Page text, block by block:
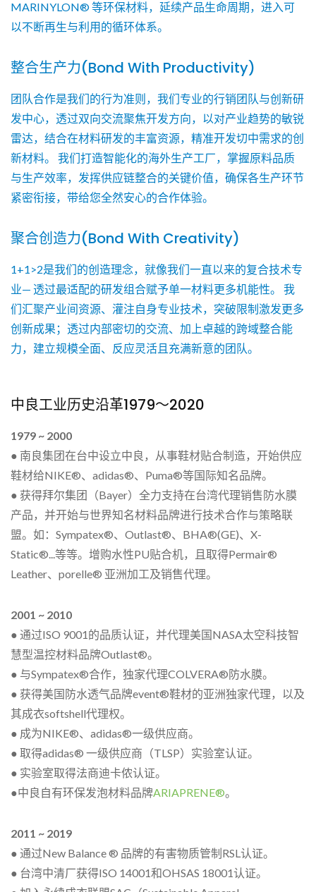
MARINYLON® 等环保材料，延续产品生命周期，进入可
以不断再生与利用的循环体系。
整合生产力(Bond With Productivity)
团队合作是我们的行为准则，我们专业的行销团队与创新研
发中心，透过双向交流聚焦开发方向，以对产业趋势的敏锐
雷达，结合在材料研发的丰富资源，精准开发切中需求的创
新材料。 我们打造智能化的海外生产工厂，掌握原料品质
与生产效率，发挥供应链整合的关键价值，确保各生产环节
紧密衔接，带给您全然安心的合作体验。
聚合创造力(Bond With Creativity)
1+1>2是我们的创造理念，就像我们一直以来的复合技术专
业— 透过最适配的研发组合赋予单一材料更多机能性。 我
们汇聚产业间资源、灌注自身专业技术，突破限制激发更多
创新成果；透过内部密切的交流、加上卓越的跨域整合能
力，建立规模全面、反应灵活且充满新意的团队。
中良工业历史沿革1979～2020
1979 ~ 2000
● 南良集团在台中设立中良，从事鞋材贴合制造，开始供应
鞋材给NIKE®、adidas®、Puma®等国际知名品牌。
● 获得拜尔集团（Bayer）全力支持在台湾代理销售防水膜
产品，并开始与世界知名材料品牌进行技术合作与策略联
盟。如：Sympatex®、Outlast®、BHA®(GE)、X-
Static®...等等。增购水性PU贴合机，且取得Permair®
Leather、porelle® 亚洲加工及销售代理。
2001 ~ 2010
● 通过ISO 9001的品质认证，并代理美国NASA太空科技智
慧型温控材料品牌Outlast®。
● 与Sympatex®合作，独家代理COLVERA®防水膜。
● 获得美国防水透气品牌event®鞋材的亚洲独家代理，以及
其成衣softshell代理权。
● 成为NIKE®、adidas®一级供应商。
● 取得adidas® 一级供应商（TLSP）实验室认证。
● 实验室取得法商迪卡侬认证。
●中良自有环保发泡材料品牌ARIAPRENE®。
2011 ~ 2019
● 通过New Balance ® 品牌的有害物质管制RSL认证。
● 台湾中清厂获得ISO 14001和OHSAS 18001认证。